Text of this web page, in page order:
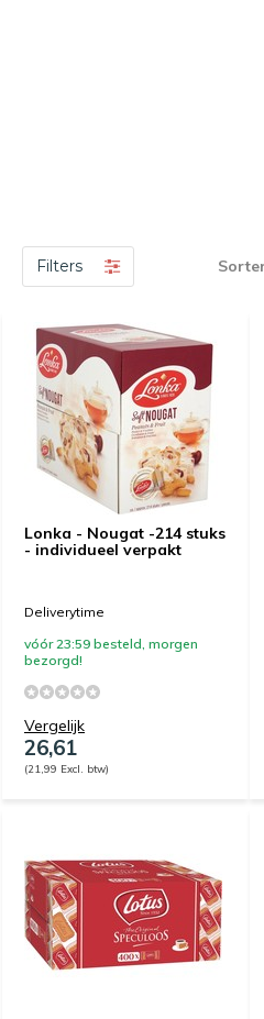
Filters
Lonka - Nougat -214 stuks
- individueel verpakt
Deliverytime
vóór 23:59 besteld, morgen
bezorgd!
Vergelijk
26,61
(21,99 Excl. btw)